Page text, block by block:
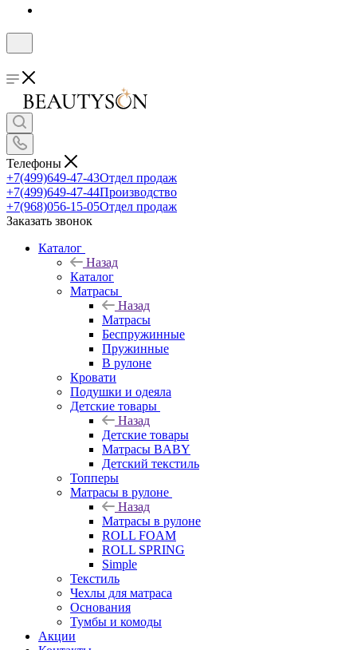
Телефоны
+7(499)649-47-43Отдел продаж
+7(499)649-47-44Производство
+7(968)056-15-05Отдел продаж
Заказать звонок
Каталог
Назад
Каталог
Матрасы
Назад
Матрасы
Беспружинные
Пружинные
В рулоне
Кровати
Подушки и одеяла
Детские товары
Назад
Детские товары
Матрасы BABY
Детский текстиль
Топперы
Матрасы в рулоне
Назад
Матрасы в рулоне
ROLL FOAM
ROLL SPRING
Simple
Текстиль
Чехлы для матраса
Основания
Тумбы и комоды
Акции